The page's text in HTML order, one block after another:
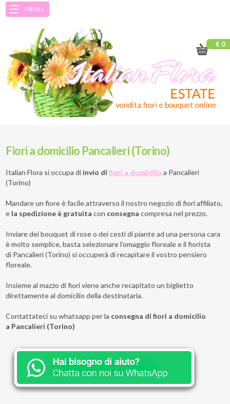
MENU
€ 0
Fiori a domicilio Pancalieri (Torino)
Italian Flora si occupa di invio difiori a domicilio a Pancalieri
(Torino)
Mandare un fiore è facile attraverso il nostro negozio di fiori affiliato,
e la spedizione è gratuita con consegna compresa nel prezzo.
Inviare dei bouquet di rose o dei cesti di piante ad una persona cara
è molto semplice, basta selezionare l'omaggio floreale e il fiorista
di Pancalieri (Torino) si occuperà di recapitare il vostro pensiero
floreale.
Insieme al mazzo di fiori viene anche recapitato un biglietto
direttamente al domicilio della destinataria.
Contattateci su whatsapp per la consegna di fiori a domicilio
a Pancalieri (Torino)